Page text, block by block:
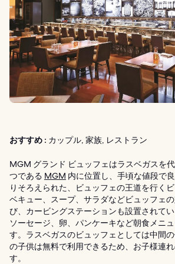
おすすめ : カップル, 家族, レストラン
MGM グランド ビュッフェはラスベガスを
つである MGM 内に位置し、手頃な値段で
りそろえられた、ビュッフェの王道を行く
ベキュー、スープ、サラダなどビュッフェ
び、カービングステーションも設置されてい
ソーセージ、卵、パンケーキなど朝食メニ
す。ラスベガスのビュッフェとしては中間
の子供は無料で利用できるため、お子様連
す。